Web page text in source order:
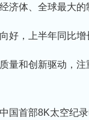
济体、全球最大
好，上半年同比增
量和创新驱动，
国首部8K太空纪